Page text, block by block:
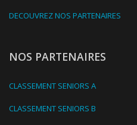
DECOUVREZ NOS PARTENAIRES
NOS PARTENAIRES
CLASSEMENT SENIORS A
CLASSEMENT SENIORS B